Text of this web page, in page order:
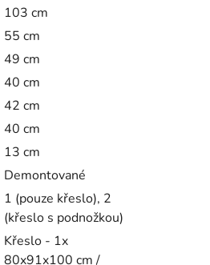
103 cm
55 cm
49 cm
40 cm
42 cm
40 cm
13 cm
Demontované
1 (pouze křeslo), 2
(křeslo s podnožkou)
Křeslo - 1x
80x91x100 cm /